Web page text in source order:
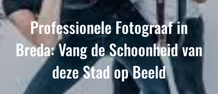
Professionele Fotograaf in
Breda: Vang de Schoonheid van
deze Stad op Beeld